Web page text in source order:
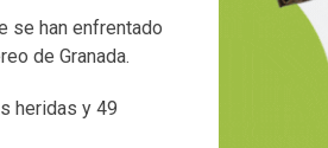
se han enfrentado
de Granada.
heridas y 49